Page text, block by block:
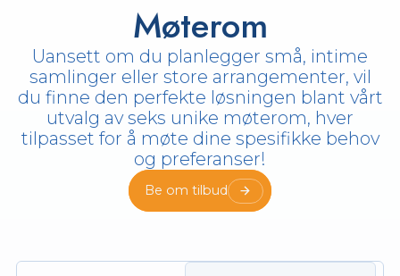
Møterom
Uansett om du planlegger små, intime
samlinger eller store arrangementer, vil
du finne den perfekte løsningen blant vårt
utvalg av seks unike møterom, hver
tilpasset for å møte dine spesifikke behov
og preferanser!
Be om tilbud